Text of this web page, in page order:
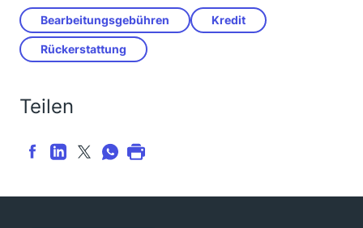
Bearbeitungsgebühren Kredit
Rückerstattung
Teilen